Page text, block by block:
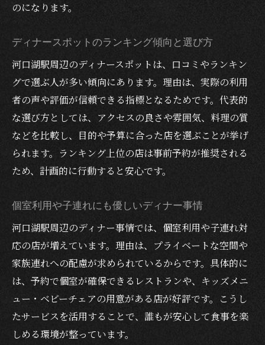
避暑地の自然を満喫する夕食スポット紹介
カップルや友達で選びやすいおしゃれ店
個室や子連れ対応のディナー情報も充実
河口湖駅周辺で安いディナーを楽しむ方法
コスパ抜群！安いディナースポットの選び
方
安くて美味しい河口湖グルメを徹底調査
夏休みの予算を抑えるディナープラン
ランキングで話題の格安ディナーを楽しむ
家族や子連れにも嬉しい安価なディナー
記念日にぴったりの河口湖ディナースポット
特別な夜に選びたい記念日ディナー体験
高級感あふれるおしゃれなディナーを満喫
個室でゆったり過ごすロマンチックな夜
名物料理で記念日を彩るおすすめスポット
のになります。
ディナースポットのランキング傾向と選び方
河口湖駅周辺のディナースポットは、口コミやランキン
グで選ぶ人が多い傾向にあります。理由は、実際の利用
者の声や評価が信頼できる指標となるためです。代表的
な選び方としては、アクセスの良さや雰囲気、料理の質
などを比較し、目的や予算に合った店を選ぶことが挙げ
られます。ランキング上位の店は事前予約が推奨される
ため、計画的に行動すると安心です。
個室利用や子連れにも優しいディナー事情
河口湖駅周辺のディナー事情では、個室利用や子連れ対
応の店が増えています。理由は、プライベートな空間や
家族連れへの配慮が求められているからです。具体的に
は、予約で個室が確保できるレストランや、キッズメニ
ュー・ベビーチェアの用意がある店が好評です。こうし
たサービスを活用することで、誰もが安心して食事を楽
しめる環境が整っています。